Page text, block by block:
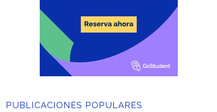
PUBLICACIONES POPULARES